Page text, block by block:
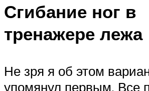
Сгибание ног в
тренажере лежа
Не зря я об этом
упомянул первым. Все